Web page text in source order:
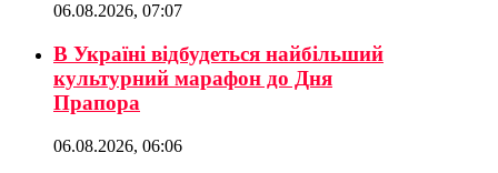
06.08.2026, 07:07
В Україні відбудеться найбільший
культурний марафон до Дня
Прапора
06.08.2026, 06:06